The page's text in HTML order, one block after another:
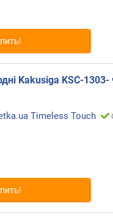
Kakusiga KSC-1303-
Timeless Touch